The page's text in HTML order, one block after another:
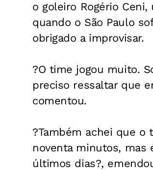
o goleiro Rogério
quando o São Paulo
obrigado a improvisar.
?O time jogou muito.
preciso ressaltar que
comentou.
?Também achei que
noventa minutos, mas
últimos dias?,